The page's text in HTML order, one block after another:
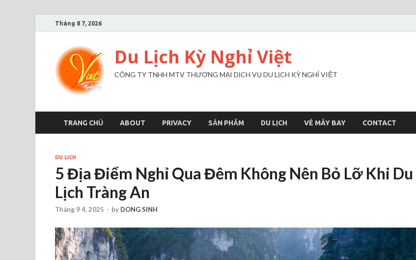
Tháng 8 7, 2026
Du Lịch Kỳ Nghỉ Việt
CÔNG TY TNHH MTV THƯƠNG MẠI DỊCH VỤ DU LỊCH KỲ NGHỈ VIỆT
TRANG CHỦ ABOUT PRIVACY SẢN PHẨM DU LỊCH VÉ MÁY BAY CONTACT
DU LỊCH
5 Địa Điểm Nghỉ Qua Đêm Không Nên Bỏ Lỡ Khi Du
Lịch Tràng An
Tháng 9 4, 2025 - by DONG SINH